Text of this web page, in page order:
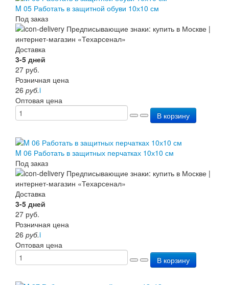
M 05 Работать в защитной обуви 10х10 см
Под заказ
Доставка
3-5 дней
27 руб.
Розничная цена
26 руб.i
Оптовая цена
В корзину
M 06 Работать в защитных перчатках 10х10 см
Под заказ
Доставка
3-5 дней
27 руб.
Розничная цена
26 руб.i
Оптовая цена
В корзину